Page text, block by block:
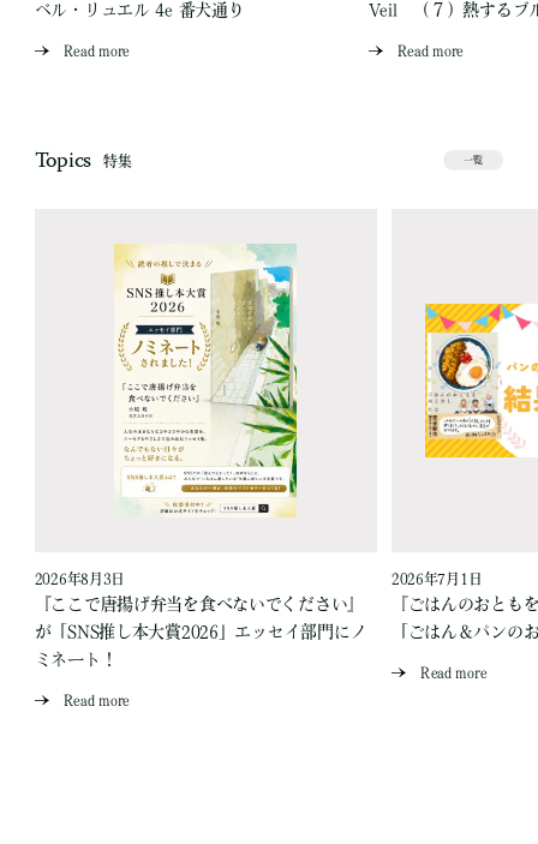
ベル・リュエル 4e 番犬通り
Read more
Veil （７）熱するブ
Read more
Topics 特集 一覧
2026年8月3日
『ここで唐揚げ弁当を食べないでください』
が「SNS推し本大賞2026」エッセイ部門にノ
ミネート！
Read more
2026年7月1日
『ごはんのおとも
「ごはん＆パンの
Read more